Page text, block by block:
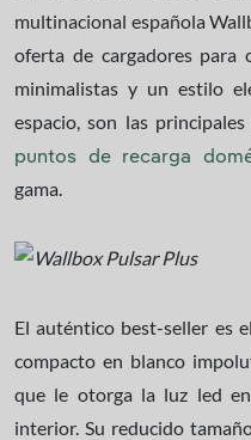
multinacional española
oferta de cargadores para
minimalistas y un estilo
espacio, son las
puntos de recarga
gama.
El auténtico best-seller es
compacto en blanco
que le otorga la luz led
interior. Su reducido